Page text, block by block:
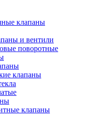
клапаны
и вентили
поворотные
клапаны
клапаны